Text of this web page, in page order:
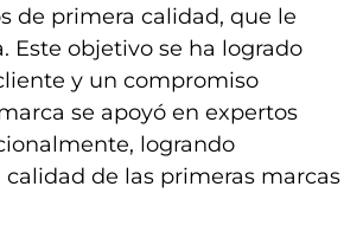
de primera calidad, que le
Este objetivo se ha logrado
y un compromiso
se apoyó en expertos
logrando
de las primeras marcas